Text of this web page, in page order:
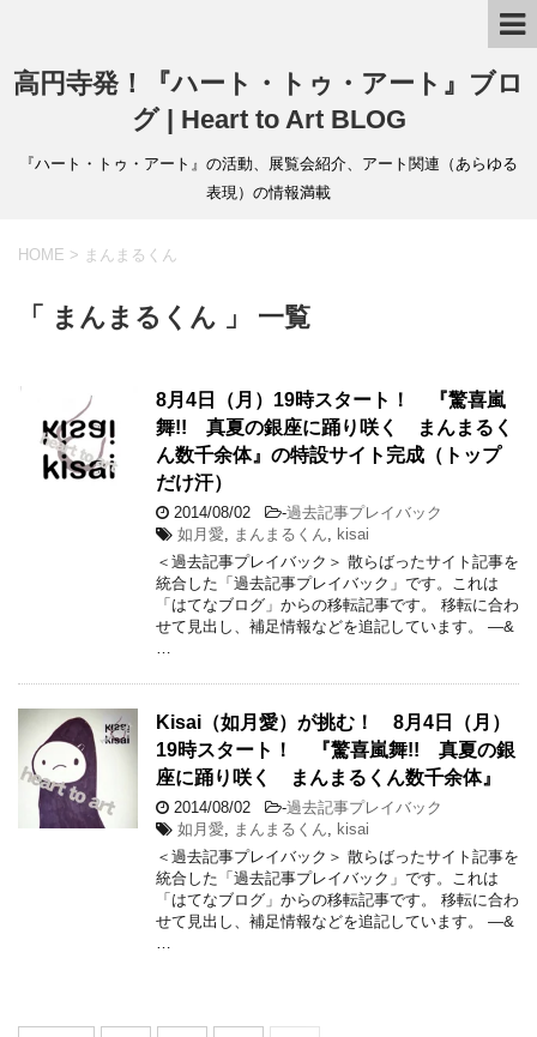
高円寺発！『ハート・トゥ・アート』ブロ
グ | Heart to Art BLOG
『ハート・トゥ・アート』の活動、展覧会紹介、アート関連（あらゆる
表現）の情報満載
HOME > まんまるくん
「 まんまるくん 」 一覧
8月4日（月）19時スタート！ 『驚喜嵐
舞!! 真夏の銀座に踊り咲く まんまるく
ん数千余体』の特設サイト完成（トップ
だけ汗）
2014/08/02 -過去記事プレイバック
如月愛
まんまるくん
kisai
＜過去記事プレイバック＞ 散らばったサイト記事を
統合した「過去記事プレイバック」です。これは
「はてなブログ」からの移転記事です。 移転に合わ
せて見出し、補足情報などを追記しています。 —&
Kisai（如月愛）が挑む！ 8月4日（月）
19時スタート！ 『驚喜嵐舞!! 真夏の銀
座に踊り咲く まんまるくん数千余体』
2014/08/02 -過去記事プレイバック
如月愛
まんまるくん
kisai
＜過去記事プレイバック＞ 散らばったサイト記事を
統合した「過去記事プレイバック」です。これは
「はてなブログ」からの移転記事です。 移転に合わ
せて見出し、補足情報などを追記しています。 —&